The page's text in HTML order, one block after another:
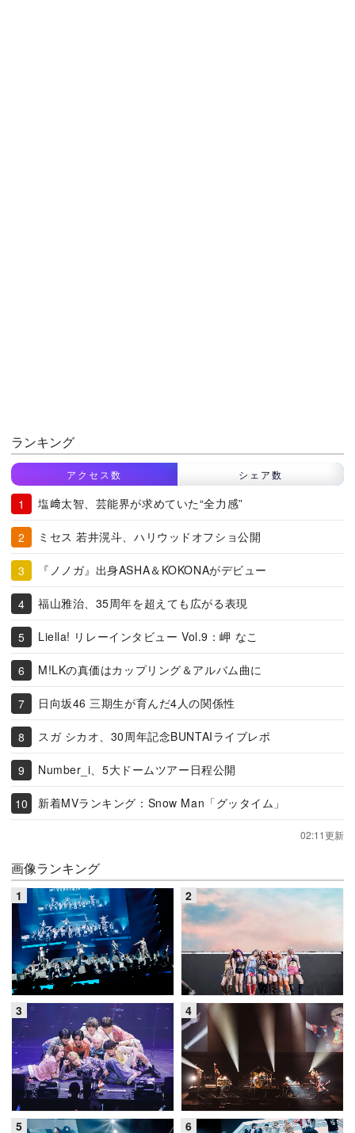
ランキング
アクセス数 シェア数
塩﨑太智、芸能界が求めていた“全力感”
ミセス 若井滉斗、ハリウッドオフショ公開
『ノノガ』出身ASHA＆KOKONAがデビュー
福山雅治、35周年を超えても広がる表現
Liella! リレーインタビュー Vol.9：岬 なこ
M!LKの真価はカップリング＆アルバム曲に
日向坂46 三期生が育んだ4人の関係性
スガ シカオ、30周年記念BUNTAIライブレポ
Number_i、5大ドームツアー日程公開
新着MVランキング：Snow Man「グッタイム」
02:11更新
画像ランキング